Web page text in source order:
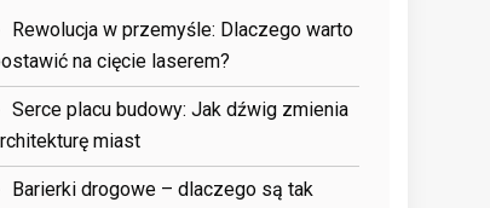
Rewolucja w przemyśle: Dlaczego warto
na cięcie laserem?
Serce placu budowy: Jak dźwig zmienia
miast
Barierki drogowe – dlaczego są tak